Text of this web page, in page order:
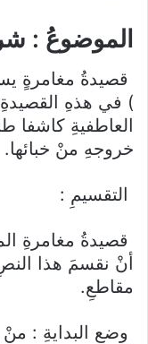
الموضوعُ :
قصيدةُ مغامرةٍ
) في هذهِ القصيدةِ
العاطفيةِ كاشفا
خروجهِ منْ خبائها.
التقسيمِ :
قصيدةُ مغامرةِ
مقاطعِ.